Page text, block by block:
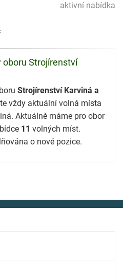
aktivní nabídka
oboru Strojírenství
Strojírenství Karviná a
vždy aktuální volná místa
Aktuálně máme pro obor
11 volných míst.
o nové pozice.